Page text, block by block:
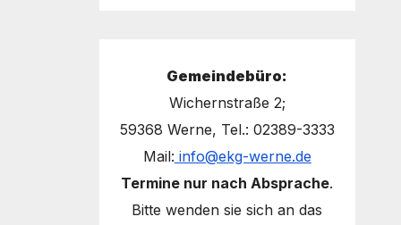
Gemeindebüro:
Wichernstraße 2;
59368 Werne, Tel.: 02389-3333
Mail: info@ekg-werne.de
Termine nur nach Absprache.
Bitte wenden sie sich an das